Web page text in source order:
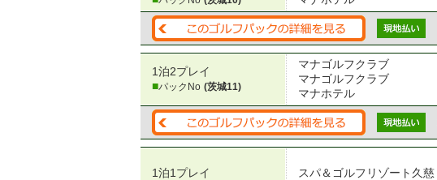
1泊2プレイ
■パックNo (茨城11)
マナゴルフクラブ
マナゴルフクラブ
マナホテル
1泊1プレイ
スパ＆ゴルフリゾート久慈